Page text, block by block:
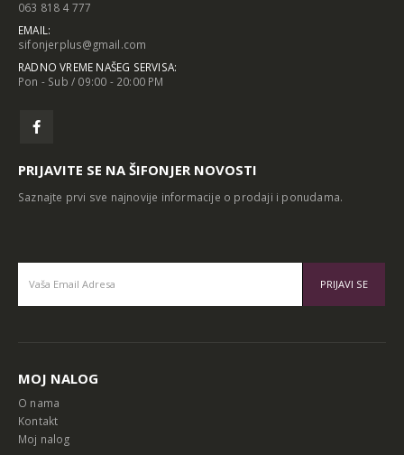
EMAIL:
sifonjerplus@gmail.com
RADNO VREME NAŠEG SERVISA:
Pon - Sub / 09:00 - 20:00 PM
Saznajte prvi sve najnovije informacije o prodaji i ponudama.
O nama
Kontakt
Moj nalog